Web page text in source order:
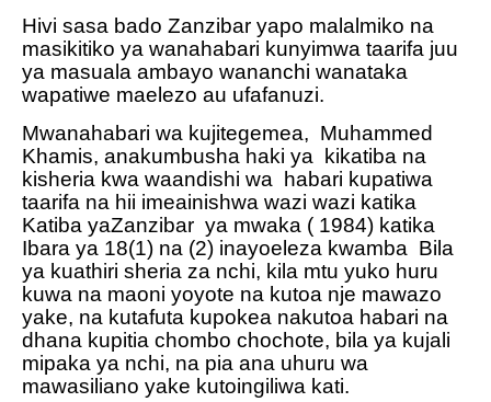
Hivi sasa bado Zanzibar yapo malalmiko na
masikitiko ya wanahabari kunyimwa taarifa juu
ya masuala ambayo wananchi wanataka
wapatiwe maelezo au ufafanuzi.
Mwanahabari wa kujitegemea, Muhammed
Khamis, anakumbusha haki ya
kikatiba na
kisheria kwa waandishi wa
habari kupatiwa
taarifa na hii imeainishwa wazi wazi katika
Katiba yaZanzibar ya mwaka ( 1984) katika
Ibara ya 18(1) na (2) inayoeleza kwamba Bila
ya kuathiri sheria za nchi, kila mtu yuko huru
kuwa na maoni yoyote na kutoa nje mawazo
yake, na kutafuta kupokea nakutoa habari na
dhana kupitia chombo chochote, bila ya kujali
mipaka ya nchi, na pia ana uhuru wa
mawasiliano yake kutoingiliwa kati.